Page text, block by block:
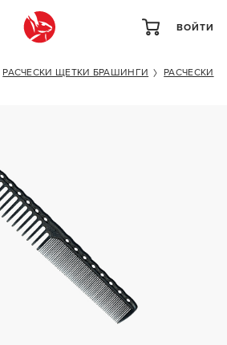
ВОЙТИ
РАСЧЕСКИ ЩЕТКИ БРАШИНГИ РАСЧЕСКИ